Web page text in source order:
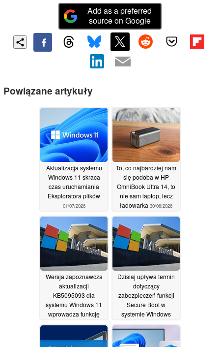
Add as a preferred
source on Google
Powiązane artykuły
Aktualizacja systemu
Windows 11 skraca
czas uruchamiania
Eksploratora plików
01/07/2026
To, co najbardziej nam
się podoba w HP
OmniBook Ultra 14, to
nie sam laptop, lecz
ładowarka 30/06/2026
Wersja zapoznawcza
aktualizacji
KB5095093 dla
systemu Windows 11
wprowadza funkcję
określonego punktu w
czasie 26/06/2026
Dzisiaj upływa termin
dotyczący
zabezpieczeń funkcji
Secure Boot w
systemie Windows
24/06/2026